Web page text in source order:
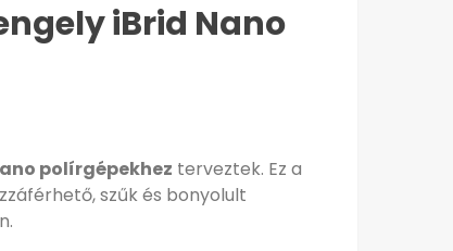
iBrid Nano
polírgépekhez terveztek. Ez a
szűk és bonyolult